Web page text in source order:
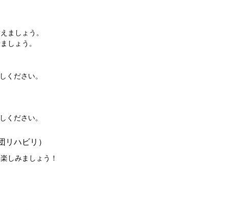
ましょう。
しょう。
ください。
ください。
リハビリ）
しみましょう！